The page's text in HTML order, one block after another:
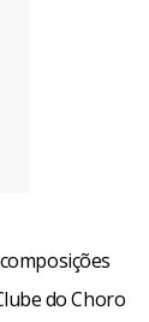
do Choro